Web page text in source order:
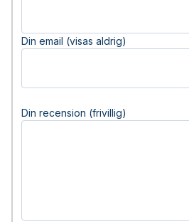
Din email (visas aldrig)
Din recension (frivillig)